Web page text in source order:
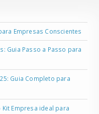
Empresas Conscientes
Guia Passo a Passo para
Guia Completo para
Empresa ideal para